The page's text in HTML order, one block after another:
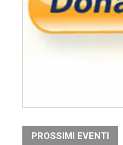
PROSSIMI EVENTI